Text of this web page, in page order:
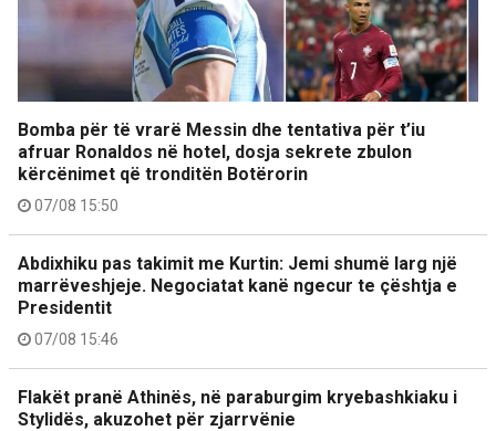
Bomba për të vrarë Messin dhe tentativa për t’iu
afruar Ronaldos në hotel, dosja sekrete zbulon
kërcënimet që tronditën Botërorin
07/08 15:50
Abdixhiku pas takimit me Kurtin: Jemi shumë larg një
marrëveshjeje. Negociatat kanë ngecur te çështja e
Presidentit
07/08 15:46
Flakët pranë Athinës, në paraburgim kryebashkiaku i
Stylidës, akuzohet për zjarrvënie